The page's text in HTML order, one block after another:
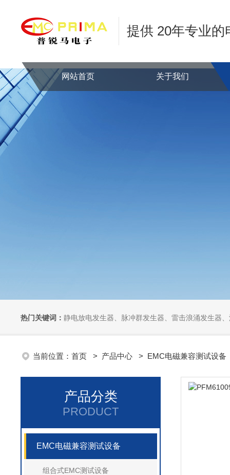
提供 20年专业
网站首页 关于我们
热门关键词： 静电放电发生器、脉冲群发生器、雷击浪涌发生器、汽车干扰模拟器、组
当前位置： 首页 > 产品中心 > EMC电磁兼容测试设备
产品分类
PRODUCT
EMC电磁兼容测试设备
组合式EMC测试设备